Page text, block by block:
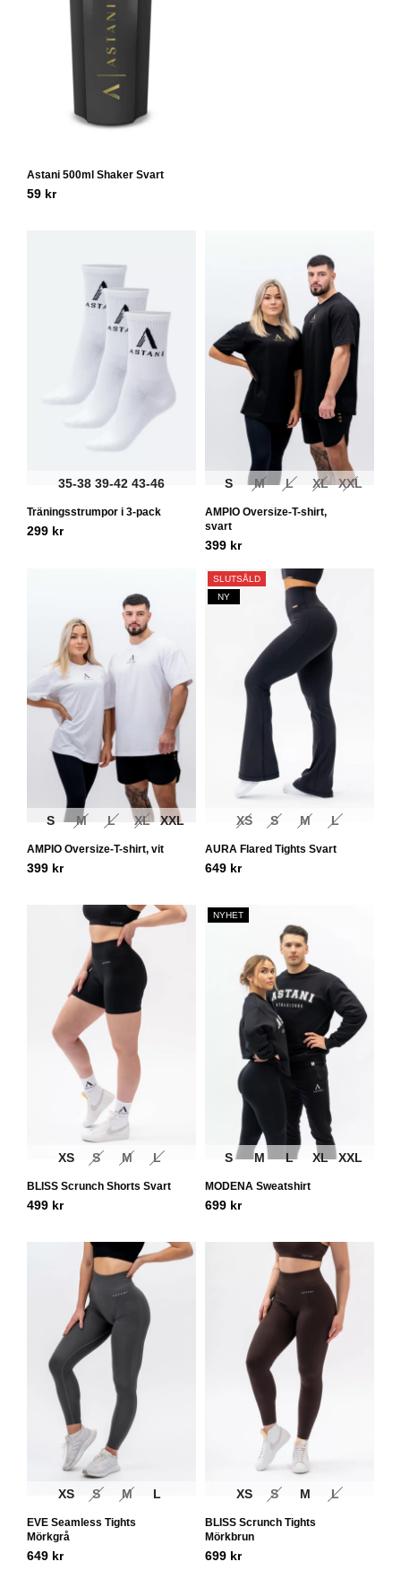
Astani 500ml Shaker Svart
59 kr
35-38 39-42 43-46
Träningsstrumpor i 3-pack
299 kr
S M L XL XXL
AMPIO Oversize-T-shirt,
svart
399 kr
S M L XL XXL
AMPIO Oversize-T-shirt, vit
399 kr
SLUTSÅLD
NY
XS S M L
AURA Flared Tights Svart
649 kr
XS S M L
BLISS Scrunch Shorts Svart
499 kr
NYHET
S M L XL XXL
MODENA Sweatshirt
699 kr
XS S M L
EVE Seamless Tights
Mörkgrå
649 kr
XS S M L
BLISS Scrunch Tights
Mörkbrun
699 kr